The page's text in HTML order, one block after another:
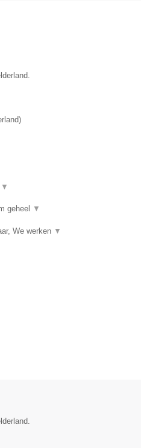
)
▼
geheel ▼
We werken ▼